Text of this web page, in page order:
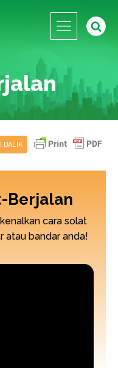
BALIK
Berjalan
cara solat
atau bandar anda!